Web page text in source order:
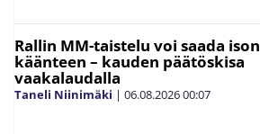
Rallin MM-taistelu voi saada ison
käänteen – kauden päätöskisa
vaakalaudalla
Taneli Niinimäki | 06.08.202600:07